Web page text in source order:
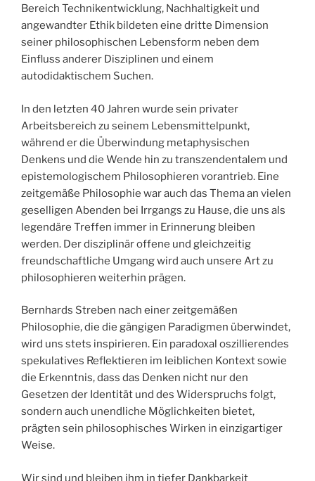
Bereich Technikentwicklung, Nachhaltigkeit und
angewandter Ethik bildeten eine dritte Dimension
seiner philosophischen Lebensform neben dem
Einfluss anderer Disziplinen und einem
autodidaktischem Suchen.
In den letzten 40 Jahren wurde sein privater
Arbeitsbereich zu seinem Lebensmittelpunkt,
während er die Überwindung metaphysischen
Denkens und die Wende hin zu transzendentalem und
epistemologischem Philosophieren vorantrieb. Eine
zeitgemäße Philosophie war auch das Thema an vielen
geselligen Abenden bei Irrgangs zu Hause, die uns als
legendäre Treffen immer in Erinnerung bleiben
werden. Der disziplinär offene und gleichzeitig
freundschaftliche Umgang wird auch unsere Art zu
philosophieren weiterhin prägen.
Bernhards Streben nach einer zeitgemäßen
Philosophie, die die gängigen Paradigmen überwindet,
wird uns stets inspirieren. Ein paradoxal oszillierendes
spekulatives Reflektieren im leiblichen Kontext sowie
die Erkenntnis, dass das Denken nicht nur den
Gesetzen der Identität und des Widerspruchs folgt,
sondern auch unendliche Möglichkeiten bietet,
prägten sein philosophisches Wirken in einzigartiger
Weise.
Wir sind und bleiben ihm in tiefer Dankbarkeit